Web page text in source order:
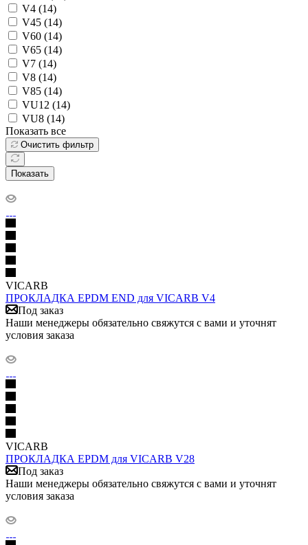
V4 (14)
V45 (14)
V60 (14)
V65 (14)
V7 (14)
V8 (14)
V85 (14)
VU12 (14)
VU8 (14)
Показать все
Очистить фильтр
Показать
VICARB
ПРОКЛАДКА EPDM END для VICARB V4
Под заказ
Наши менеджеры обязательно свяжутся с вами и уточнят
условия заказа
VICARB
ПРОКЛАДКА EPDM для VICARB V28
Под заказ
Наши менеджеры обязательно свяжутся с вами и уточнят
условия заказа